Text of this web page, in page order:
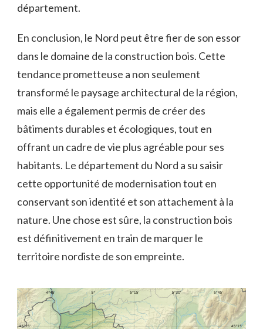
département.
En conclusion, le Nord peut être fier de son essor⁣
dans le domaine de la ⁤construction bois. Cette
tendance prometteuse a non seulement
transformé le paysage architectural ⁤de la région, ​
mais elle ⁣a également permis de créer des
bâtiments durables ​et écologiques, tout en
offrant‌ un cadre de vie plus ‍agréable pour ses
habitants. Le département du Nord a su ⁢saisir
cette opportunité de modernisation ‌tout en
conservant son identité et ⁣son attachement à la
nature. Une⁣ chose est sûre, la construction bois
est définitivement en train de ‍marquer le
territoire‌ nordiste de ⁤son empreinte.​